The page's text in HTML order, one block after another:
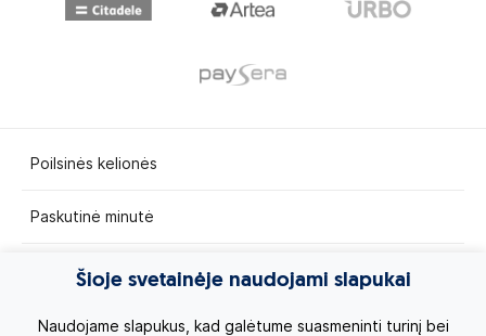
Poilsinės kelionės
Paskutinė minutė
Egzotinės kelionės
Kruizai
Šioje svetainėje naudojami slapukai
Naudojame slapukus, kad galėtume suasmeninti turinį bei